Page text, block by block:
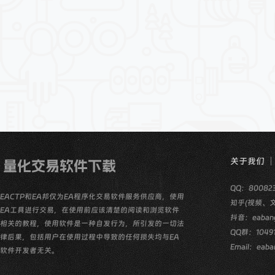
EACTP和EA邦仅为EA程序化交易软件服务供应商，使用
EA工具进行交易，在使用前应该清楚的阅读和浏览软件
相关的教程，使用软件是一种自发行为，所引发的一切法
律后果，包括用户在使用过程中导致的任何损失均与EA
软件开发者无关。
关于我们
QQ：
知乎(视频、
抖音：
QQ群：
Email：